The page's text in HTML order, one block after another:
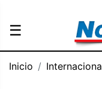
☰
Inicio